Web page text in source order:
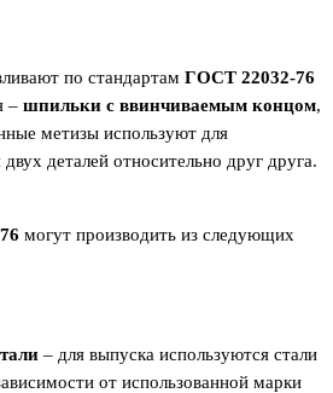
по стандартам ГОСТ 22032-76
– шпильки с ввинчиваемым концом,
метизы используют для
деталей относительно друг друга.
могут производить из следующих
– для выпуска используются стали
от использованной марки